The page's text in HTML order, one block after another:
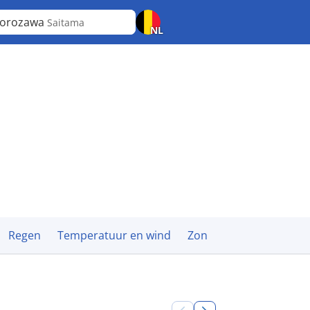
Saitama
NL
Regen Temperatuur en wind Zon